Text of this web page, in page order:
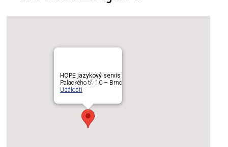
HOPE jazykový servis
Palackého tř. 10 – Brno
Události